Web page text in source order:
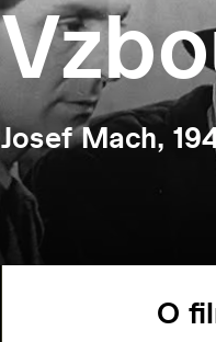
Josef Mach,
O